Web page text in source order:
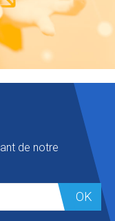
de notre
OK